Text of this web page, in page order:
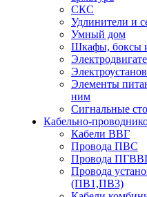
СКС
Удлинители и
Умный дом
Шкафы, боксы
Элементы
ним
Сигнальные
Кабельно-
Кабели ВВГ
Провода ПВС
Провода
Провода
(ПВ1,ПВ3)